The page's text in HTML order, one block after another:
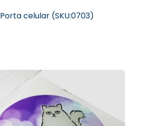
Porta celular (SKU:0703)